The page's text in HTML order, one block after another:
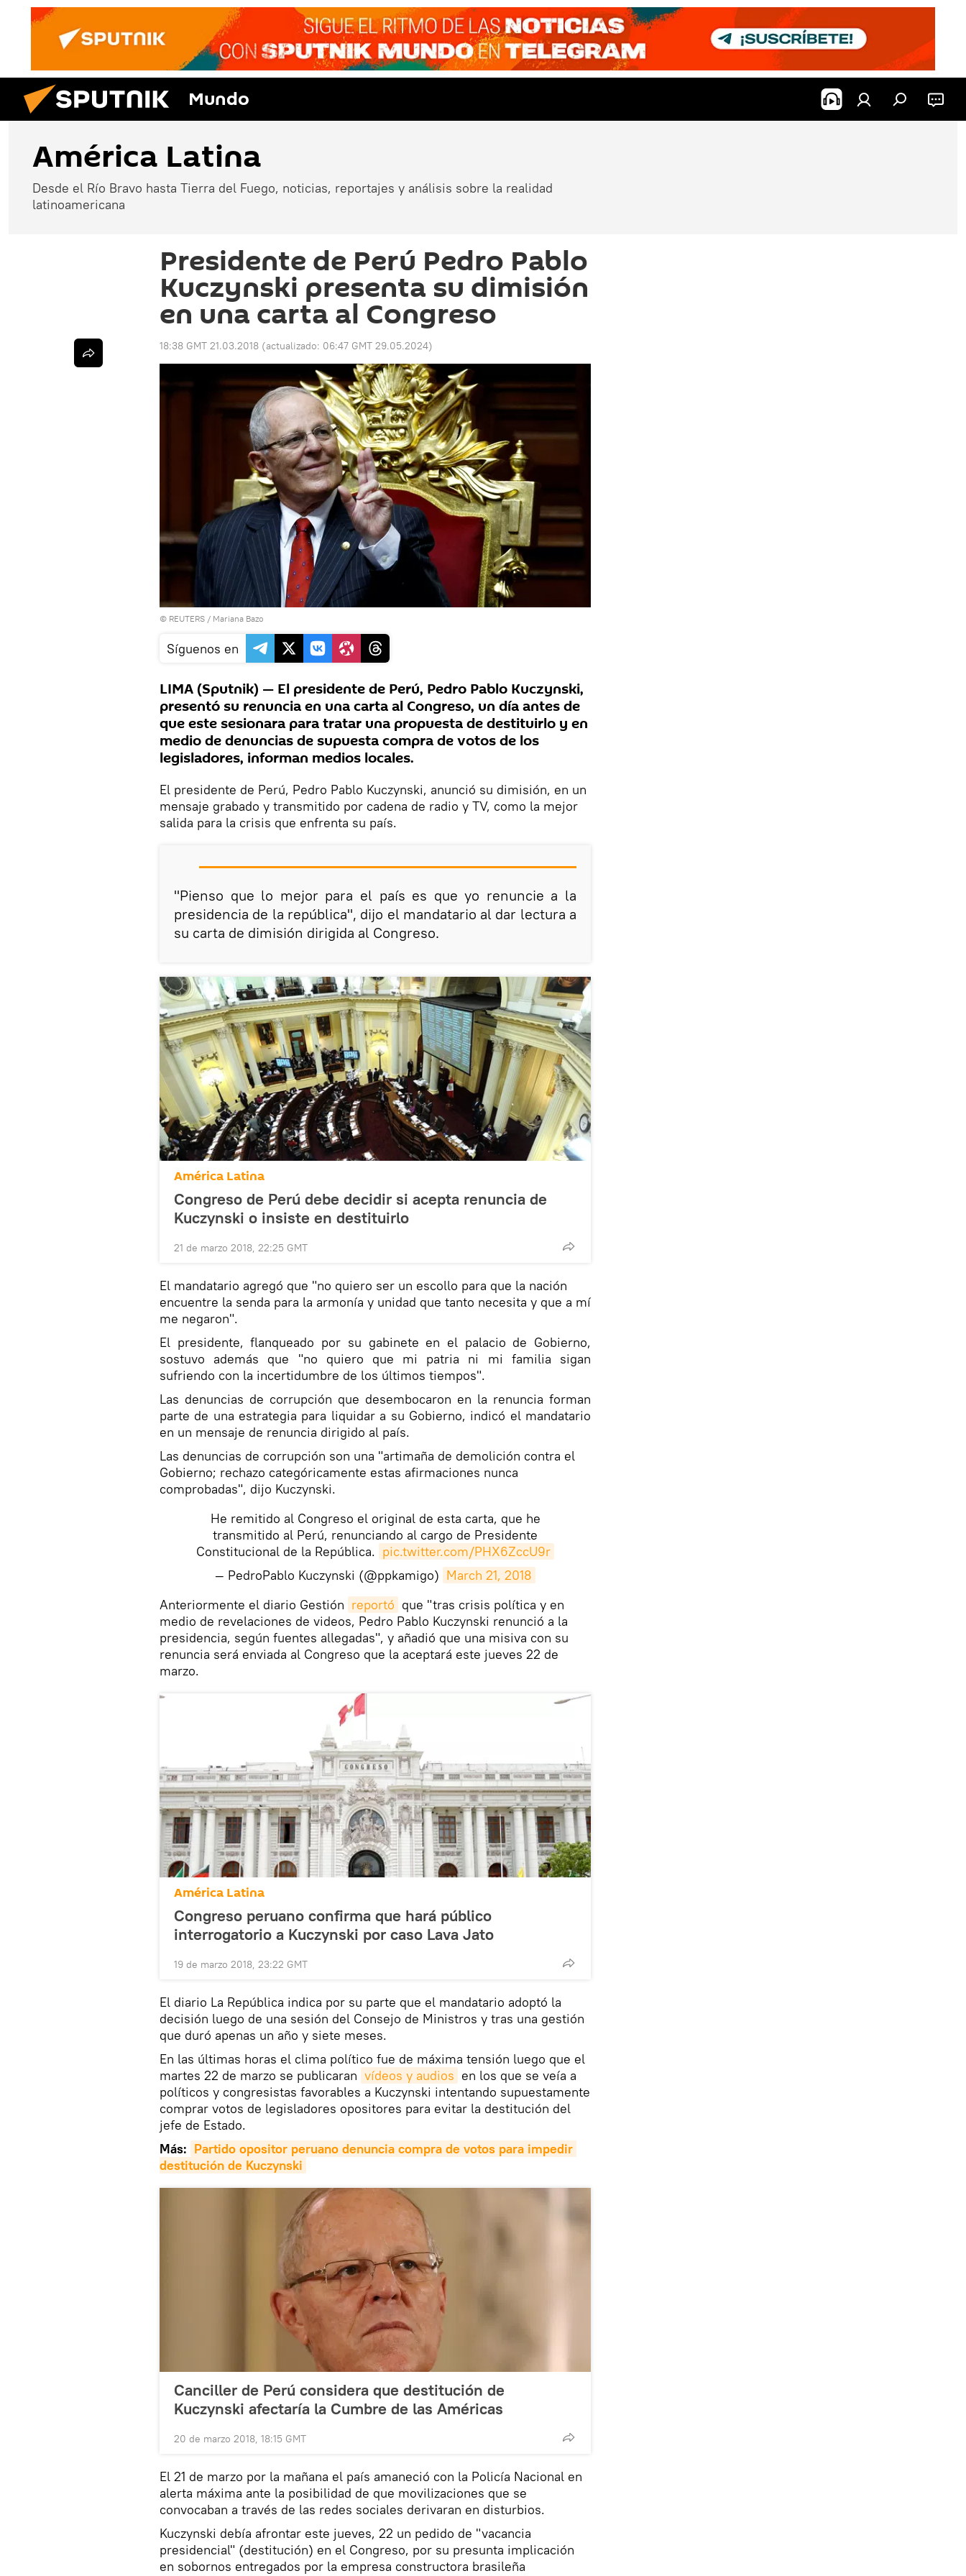
Mundo
América Latina
Desde el Río Bravo hasta Tierra del Fuego, noticias, reportajes y análisis sobre la realidad
latinoamericana
Presidente de Perú Pedro Pablo
Kuczynski presenta su dimisión
en una carta al Congreso
18:38 GMT 21.03.2018 (actualizado: 06:47 GMT 29.05.2024)
© REUTERS / Mariana Bazo
Síguenos en
LIMA (Sputnik) — El presidente de Perú, Pedro Pablo Kuczynski,
presentó su renuncia en una carta al Congreso, un día antes de
que este sesionara para tratar una propuesta de destituirlo y en
medio de denuncias de supuesta compra de votos de los
legisladores, informan medios locales.
El presidente de Perú, Pedro Pablo Kuczynski, anunció su dimisión, en un
mensaje grabado y transmitido por cadena de radio y TV, como la mejor
salida para la crisis que enfrenta su país.
"Pienso que lo mejor para el país es que yo renuncie a la
presidencia de la república", dijo el mandatario al dar lectura a
su carta de dimisión dirigida al Congreso.
América Latina
Congreso de Perú debe decidir si acepta renuncia de
Kuczynski o insiste en destituirlo
21 de marzo 2018, 22:25 GMT
El mandatario agregó que "no quiero ser un escollo para que la nación
encuentre la senda para la armonía y unidad que tanto necesita y que a mí
me negaron".
El presidente, flanqueado por su gabinete en el palacio de Gobierno,
sostuvo además que "no quiero que mi patria ni mi familia sigan
sufriendo con la incertidumbre de los últimos tiempos".
Las denuncias de corrupción que desembocaron en la renuncia forman
parte de una estrategia para liquidar a su Gobierno, indicó el mandatario
en un mensaje de renuncia dirigido al país.
Las denuncias de corrupción son una "artimaña de demolición contra el
Gobierno; rechazo categóricamente estas afirmaciones nunca
comprobadas", dijo Kuczynski.
He remitido al Congreso el original de esta carta, que he
transmitido al Perú, renunciando al cargo de Presidente
Constitucional de la República. pic.twitter.com/PHX6ZccU9r
— PedroPablo Kuczynski (@ppkamigo) March 21, 2018
​Anteriormente el diario Gestión reportó que "tras crisis política y en
medio de revelaciones de videos, Pedro Pablo Kuczynski renunció a la
presidencia, según fuentes allegadas", y añadió que una misiva con su
renuncia será enviada al Congreso que la aceptará este jueves 22 de
marzo.
América Latina
Congreso peruano confirma que hará público
interrogatorio a Kuczynski por caso Lava Jato
19 de marzo 2018, 23:22 GMT
El diario La República indica por su parte que el mandatario adoptó la
decisión luego de una sesión del Consejo de Ministros y tras una gestión
que duró apenas un año y siete meses.
En las últimas horas el clima político fue de máxima tensión luego que el
martes 22 de marzo se publicaran vídeos y audios en los que se veía a
políticos y congresistas favorables a Kuczynski intentando supuestamente
comprar votos de legisladores opositores para evitar la destitución del
jefe de Estado.
Más: Partido opositor peruano denuncia compra de votos para impedir
destitución de Kuczynski
Canciller de Perú considera que destitución de
Kuczynski afectaría la Cumbre de las Américas
20 de marzo 2018, 18:15 GMT
El 21 de marzo por la mañana el país amaneció con la Policía Nacional en
alerta máxima ante la posibilidad de que movilizaciones que se
convocaban a través de las redes sociales derivaran en disturbios.
Kuczynski debía afrontar este jueves, 22 un pedido de "vacancia
presidencial" (destitución) en el Congreso, por su presunta implicación
en sobornos entregados por la empresa constructora brasileña